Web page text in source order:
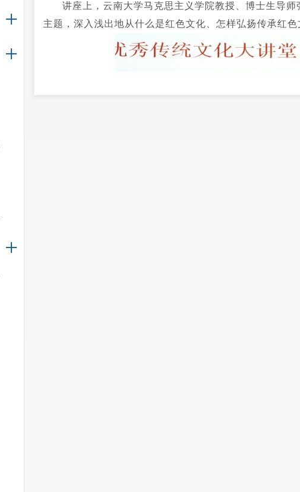
讲座上，云南大学马克思主义学院教授、博士生导师
主题，深入浅出地从什么是红色文化、怎样弘扬传承红